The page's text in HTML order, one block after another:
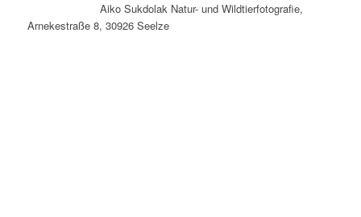
Aiko Sukdolak Natur- und Wildtierfotografie,
Arnekestraße 8, 30926 Seelze